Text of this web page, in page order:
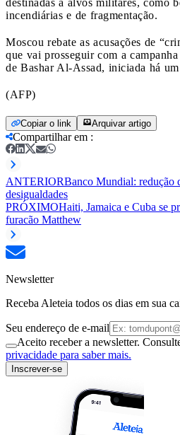
incendiárias e de fragmentação.
Moscou rebate as acusações de
que vai prosseguir com a
de Bashar Al-Assad, iniciada há
(AFP)
Copiar o link Arquivar artigo
Compartilhar em :
ANTERIORBanco Mundial: redução
desigualdades
PRÓXIMOHaiti, Jamaica e Cuba se
furacão Matthew
Newsletter
Receba Aleteia todos os dias em sua
Seu endereço de e-mail
Aceito receber a newsletter.
privacidade para saber mais.
Inscrever-se